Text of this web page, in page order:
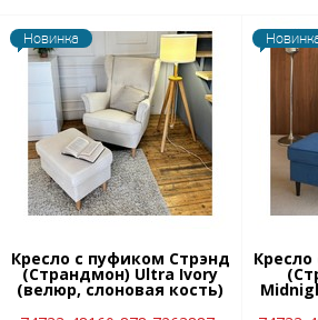
Новинка
Кресло с пуфиком Стрэнд
(Страндмон) Ultra Ivory
(велюр, слоновая кость)